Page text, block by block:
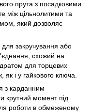
прута з посадковими
між цільнолитими та
який дозволяє
закручування або
схожий на
для торцевих
і у гайкового ключа.
з карданним
крутний момент під
роботи в обмеженому